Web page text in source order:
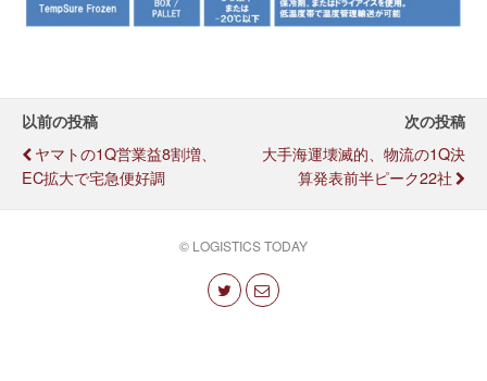
以前の投稿
ヤマトの1Q営業益8割増、
EC拡大で宅急便好調
次の投稿
大手海運壊滅的、物流の1Q決
算発表前半ピーク22社
© LOGISTICS TODAY